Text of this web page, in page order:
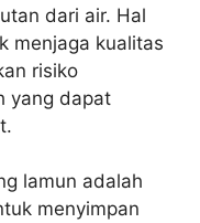
dari air. Hal
menjaga kualitas
risiko
yang dapat
lamun adalah
menyimpan